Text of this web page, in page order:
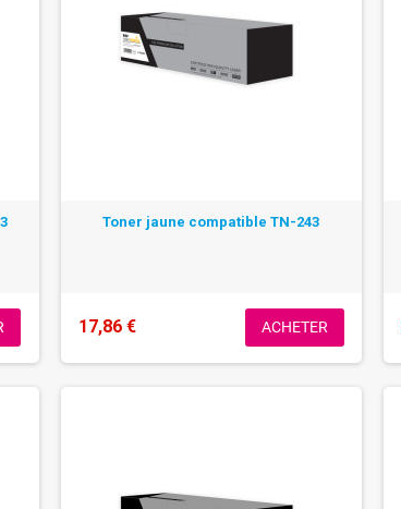
Toner jaune compatible TN-243
17,86 € ACHETER